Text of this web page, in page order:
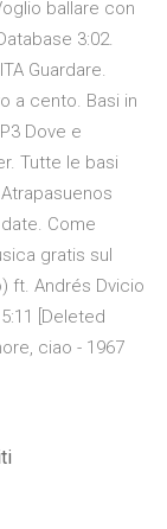
ballare con
3:02.
Guardare.
a cento. Basi in
Dove e
Tutte le basi
Come
gratis sul
ft. Andrés Dvicio
[Deleted
ciao - 1967